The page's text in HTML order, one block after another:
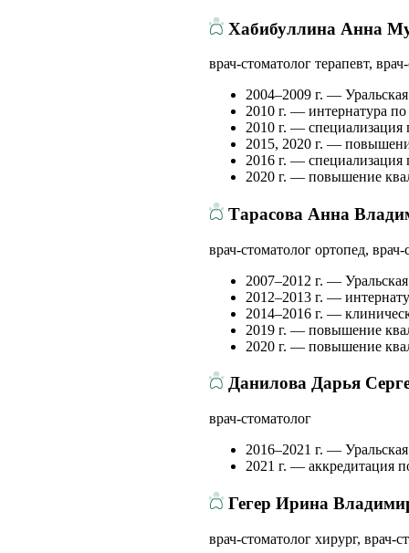
Хабибуллина Анна
врач-стоматолог терапевт,
2004–2009 г. —
2010 г. — интернатура
2010 г. — специализация
2015, 2020 г. —
2016 г. — специализация
2020 г. — повышение
Тарасова Анна
врач-стоматолог ортопед, врач-
2007–2012 г. —
2012–2013 г. —
2014–2016 г. —
2019 г. — повышение
2020 г. — повышение
Данилова Дарья
врач-стоматолог
2016–2021 г. —
2021 г. — аккредитация
Гегер Ирина
врач-стоматолог хирург, врач-